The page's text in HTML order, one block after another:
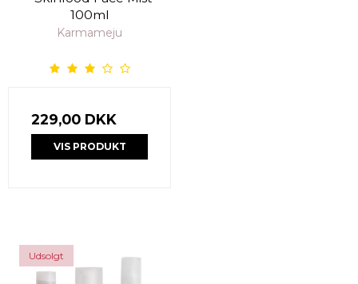
100ml
Karmameju
229,00 DKK
VIS PRODUKT
Udsolgt